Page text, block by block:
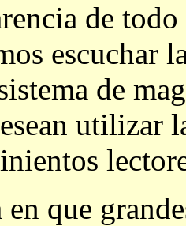
de
escuchar
de
utilizar
que